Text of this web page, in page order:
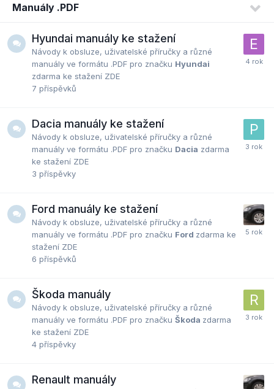
Manuály .PDF
Hyundai manuály ke stažení
Návody k obsluze, uživatelské příručky a různé
manuály ve formátu .PDF pro značku Hyundai
zdarma ke stažení ZDE
7 příspěvků
Dacia manuály ke stažení
Návody k obsluze, uživatelské příručky a různé
manuály ve formátu .PDF pro značku Dacia zdarma
ke stažení ZDE
3 příspěvky
Ford manuály ke stažení
Návody k obsluze, uživatelské příručky a různé
manuály ve formátu .PDF pro značku Ford zdarma ke
stažení ZDE
6 příspěvků
Škoda manuály
Návody k obsluze, uživatelské příručky a různé
manuály ve formátu .PDF pro značku Škoda zdarma
ke stažení ZDE
4 příspěvky
Renault manuály